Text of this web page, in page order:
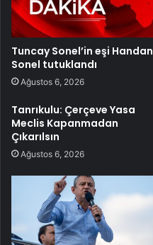
Tuncay Sonel’in eşi Handan
Sonel tutuklandı
Ağustos 6, 2026
Tanrıkulu: Çerçeve Yasa
Meclis Kapanmadan
Çıkarılsın
Ağustos 6, 2026